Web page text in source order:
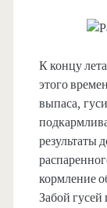
К концу
этого
выпаса,
результаты
кормление
Забой